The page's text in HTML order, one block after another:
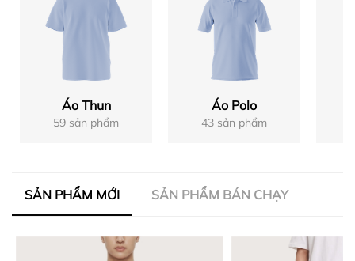
Áo Thun
59 sản phẩm
Áo Polo
43 sản phẩm
SẢN PHẨM MỚI SẢN PHẨM BÁN CHẠY